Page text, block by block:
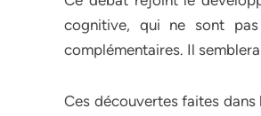
cognitive, qui ne sont
complémentaires. Il
Ces découvertes faites